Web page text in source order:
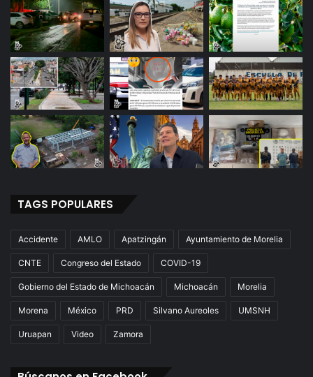
TAGS POPULARES
Accidente AMLO Apatzingán Ayuntamiento de Morelia
CNTE Congreso del Estado COVID-19
Gobierno del Estado de Michoacán Michoacán Morelia
Morena México PRD Silvano Aureoles UMSNH
Uruapan Video Zamora